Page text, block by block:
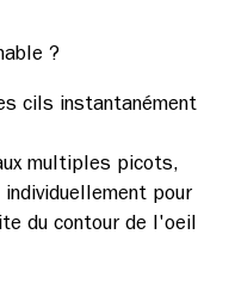
cils instantanément
multiples picots,
pour
du contour de l'oeil